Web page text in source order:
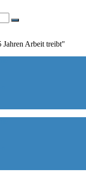
Suchen
Jahren Arbeit treibt"